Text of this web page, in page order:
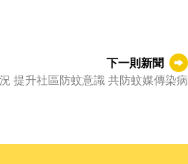
下一則新聞
提升社區防蚊意識 共防蚊媒傳染病